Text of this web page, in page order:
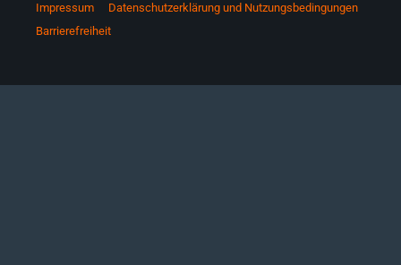
Impressum
Datenschutzerklärung und Nutzungsbedingungen
Barrierefreiheit